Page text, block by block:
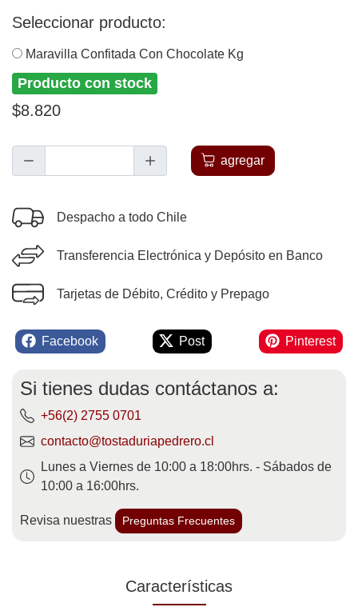
Seleccionar producto:
Maravilla Confitada Con Chocolate Kg
Producto con stock
$8.820
agregar
Despacho a todo Chile
Transferencia Electrónica y Depósito en Banco
Tarjetas de Débito, Crédito y Prepago
Facebook Post Pinterest
Si tienes dudas contáctanos a:
+56(2) 2755 0701
contacto@tostaduriapedrero.cl
Lunes a Viernes de 10:00 a 18:00hrs. - Sábados de
10:00 a 16:00hrs.
Revisa nuestras Preguntas Frecuentes
Características